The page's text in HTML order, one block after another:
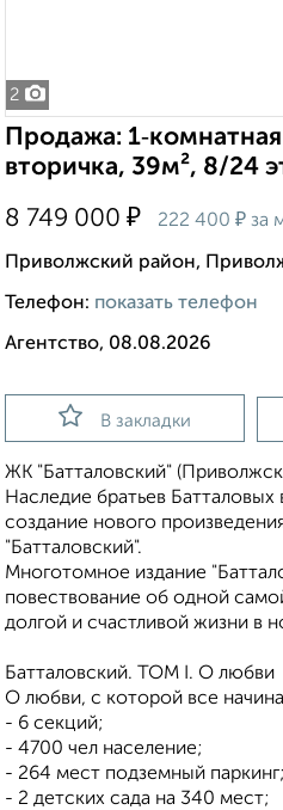
2
Продажа:
вторичка, 39м², 8/24
8 749 000 ₽ 222 400 ₽ за
Приволжский район,
Телефон: показать телефон
Агентство, 08.08.2026
В закладки
ЖК "Батталовский"
Наследие братьев Батталовых
создание нового
"Батталовский".
Многотомное издание
повествование об одной
долгой и счастливой жизни в
Батталовский. ТОМ I. О любви
О любви, с которой все
- 6 секций;
- 4700 чел население;
- 264 мест подземный паркинг;
- 2 детских сада на 340 мест;